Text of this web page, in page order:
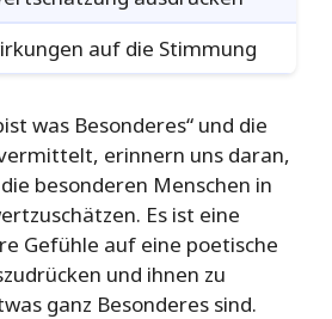
auf die Stimmung
was Besonderes“ und die
erinnern uns daran,
besonderen Menschen in
Es ist eine
Gefühle auf eine poetische
und ihnen zu
ganz Besonderes sind.